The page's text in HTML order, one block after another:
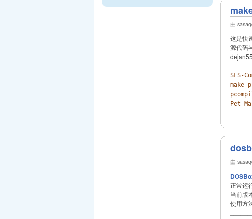
由
这是快
源代码
SFS-
由
正常运
当前版
使用方